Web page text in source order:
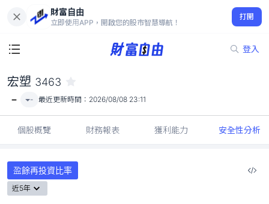
財富自由
立即使用APP，開啟您的股市智慧導航！
打開
登入
-
宏塑 3463
- - 最近更新時間： 2026/08/08 23:11
個股概覽 財務報表 獲利能力 安全性分析
盈餘再投資比率
近5年